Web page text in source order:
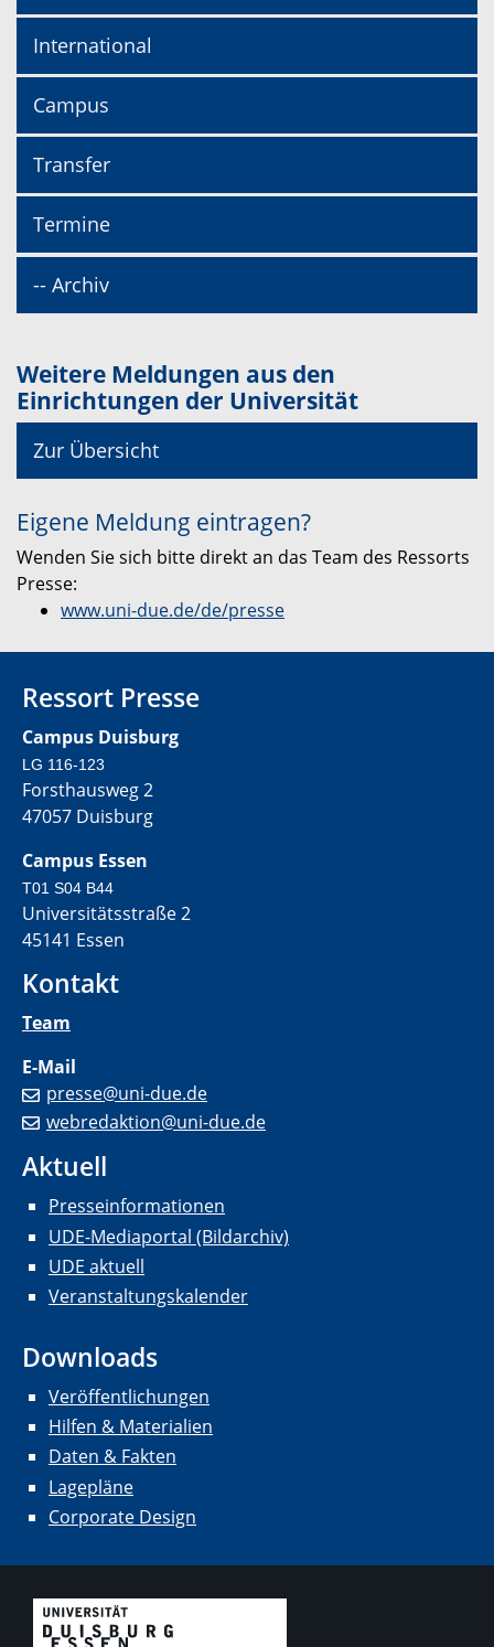
International
Campus
Transfer
Termine
-- Archiv
Weitere Meldungen aus den
Einrichtungen der Universität
Zur Übersicht
Eigene Meldung eintragen?
Wenden Sie sich bitte direkt an das Team des Ressorts
Presse:
www.uni-due.de/de/presse
Ressort Presse
Campus Duisburg
LG 116-123
Forsthausweg 2
47057 Duisburg
Campus Essen
T01 S04 B44
Universitätsstraße 2
45141 Essen
Kontakt
Team
E-Mail
presse@uni-due.de
webredaktion@uni-due.de
Aktuell
Presseinformationen
UDE-Mediaportal (Bildarchiv)
UDE aktuell
Veranstaltungskalender
Downloads
Veröffentlichungen
Hilfen & Materialien
Daten & Fakten
Lagepläne
Corporate Design